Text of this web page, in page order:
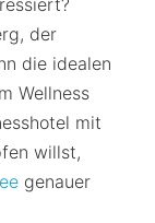
der
die idealen
Wellness
mit
willst,
genauer